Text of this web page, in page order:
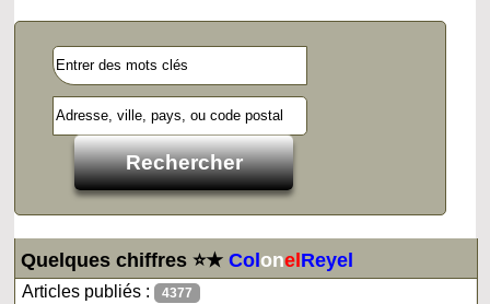
Quelques chiffres ⭐★ColonelReyel
Articles publiés : 4377